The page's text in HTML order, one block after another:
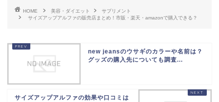
HOME 美容・ダイエット
サプリメント
サイズアップアルファの販売店まとめ！市販・楽天・amazonで購入できる？
new jeansのウサギのカラーや名前は？
グッズの購入先についても調査...
サイズアップアルファの効果や口コミは